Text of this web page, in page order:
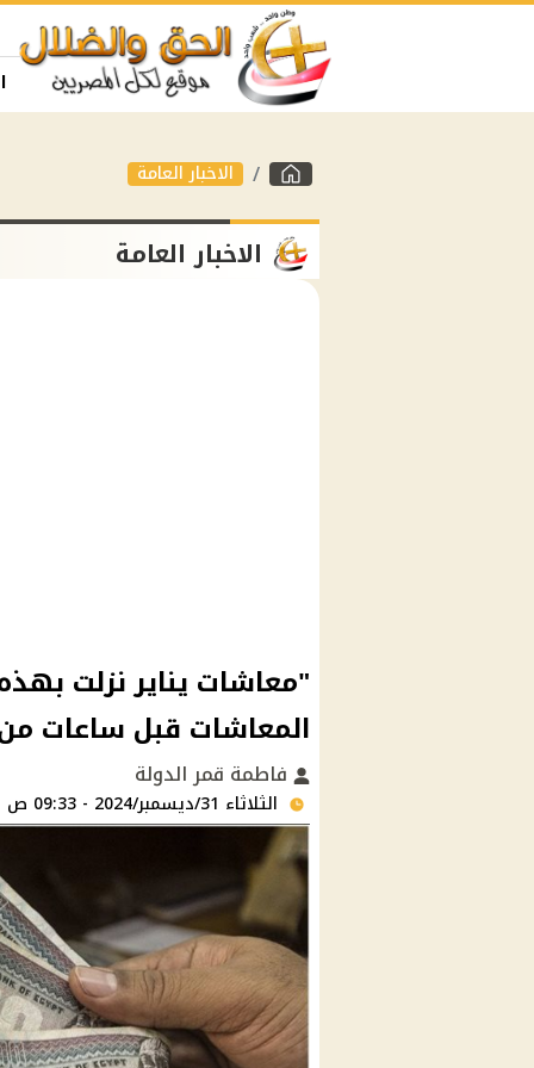
الاخبار العامة
الاخبار العامة
"معاشات يناير نزلت
المعاشات قبل ساعات
فاطمة قمر الدولة
الثلاثاء 31/ديسمبر/2024 - 09:33 ص